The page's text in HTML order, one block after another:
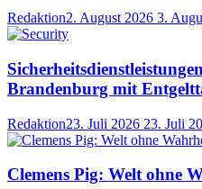
Redaktion2. August 2026 3.
Brandenburg mit
Redaktion23. Juli 2026 23. Juli
Clemens Pig: Welt ohne